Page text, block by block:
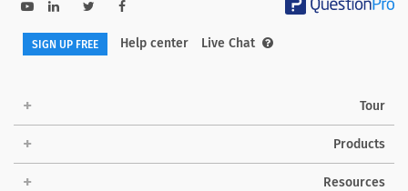
Help center Live Chat
SIGN UP FREE
Tour
Products
Resources